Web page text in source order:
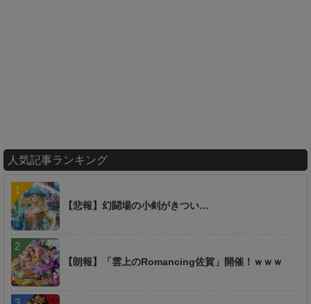
人気記事ランキング
【悲報】幻闘場の小剣がきつい…
【朗報】「雲上のRomancing佐賀」開催！ｗｗｗ